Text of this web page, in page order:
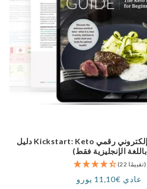
دليل Kickstart: Keto للمبتدئين (كتاب إلكتروني رقمي
باللغة الإنجليزية فقط)
(22 تقييمًا)
سعر عادي €11,10 يورو